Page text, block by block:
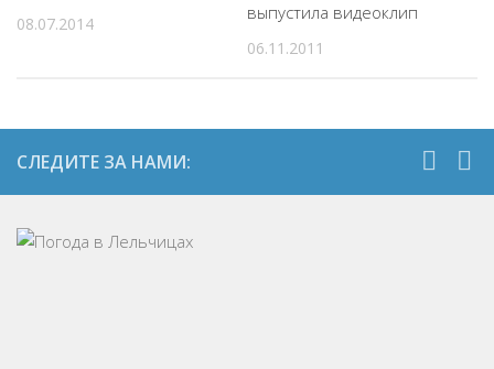
08.07.2014
выпустила видеоклип
06.11.2011
СЛЕДИТЕ ЗА НАМИ: